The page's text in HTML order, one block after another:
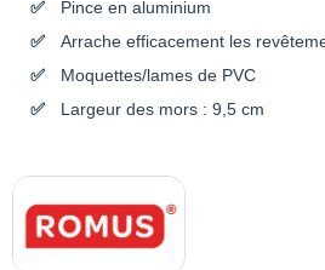
Pince en aluminium
Arrache efficacement les
Moquettes/lames de PVC
Largeur des mors : 9,5 cm